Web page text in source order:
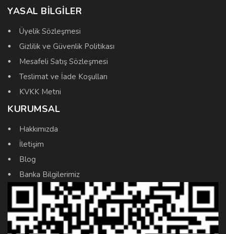
YASAL BILGILER
Üyelik Sözleşmesi
Gizlilik ve Güvenlik Politikası
Mesafeli Satış Sözleşmesi
Teslimat ve İade Koşulları
KVKK Metni
KURUMSAL
Hakkımızda
İletişim
Blog
Banka Bilgilerimiz